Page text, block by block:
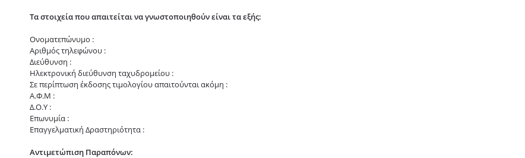
Τα στοιχεία που απαιτείται να γνωστοποιηθούν είναι τα εξής:
Ονοματεπώνυμο :
Αριθμός τηλεφώνου :
Διεύθυνση :
Ηλεκτρονική διεύθυνση ταχυδρομείου :
Σε περίπτωση έκδοσης τιμολογίου απαιτούνται ακόμη :
Α.Φ.Μ :
Δ.Ο.Υ :
Επωνυμία :
Επαγγελματική Δραστηριότητα :
Αντιμετώπιση Παραπόνων: